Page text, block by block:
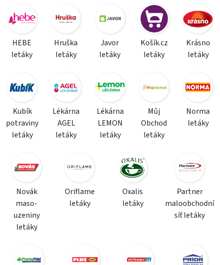
HEBE
letáky
Hruška
letáky
Javor
letáky
Košík.cz
letáky
Krásno
letáky
Kubík
potraviny
letáky
Lékárna
AGEL
letáky
Lékárna
LEMON
letáky
Můj
Obchod
letáky
Norma
letáky
Novák
maso-
uzeniny
letáky
Oriflame
letáky
Oxalis
letáky
Partner
maloobchodní
síť letáky